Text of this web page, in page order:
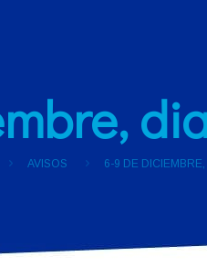
AVISOS 6-9 DE